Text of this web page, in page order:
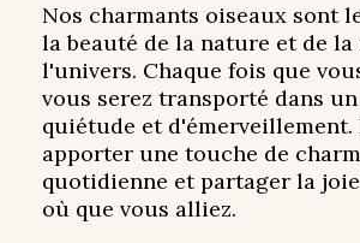
Nos charmants oiseaux sont
la beauté de la nature et de la
l'univers. Chaque fois que
vous serez transporté dans
quiétude et d'émerveillement.
apporter une touche de
quotidienne et partager la
où que vous alliez.